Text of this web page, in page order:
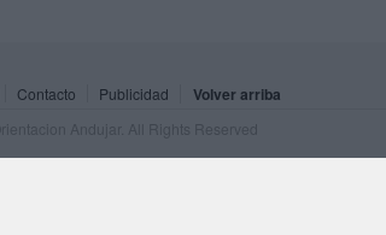
Contacto Publicidad Volver arriba